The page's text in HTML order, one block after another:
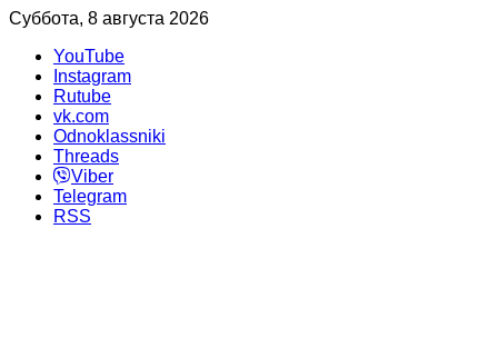
Суббота, 8 августа 2026
YouTube
Instagram
Rutube
vk.com
Odnoklassniki
Threads
Viber
Telegram
RSS